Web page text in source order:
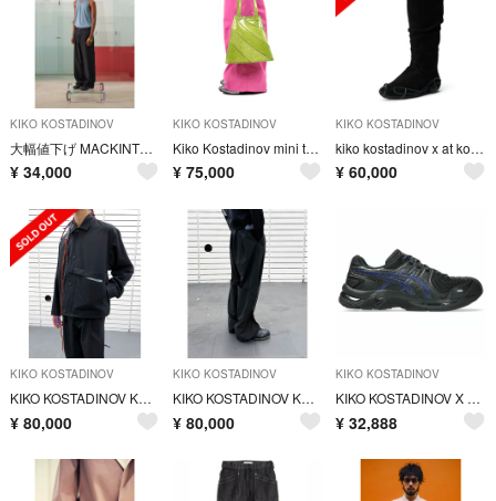
KIKO KOSTADINOV
大幅値下げ MACKINTOSH 0002 ウール ワイドパンツ kiko
¥ 34,000
KIKO KOSTADINOV
Kiko Kostadinov mini twisted shopper バッグ
¥ 75,000
KIKO KOSTADINOV
kiko kostadinov x at kollektive ロングブーツ
¥ 60,000
KIKO KOSTADINOV
KIKO KOSTADINOV KK.JACKET.02
¥ 80,000
KIKO KOSTADINOV
KIKO KOSTADINOV KK.TROUSER.03
¥ 80,000
KIKO KOSTADINOV
KIKO KOSTADINOV X ASICS Gel-Kiril Iii 24.5cm 正規品 新品 Collaboration
¥ 32,888